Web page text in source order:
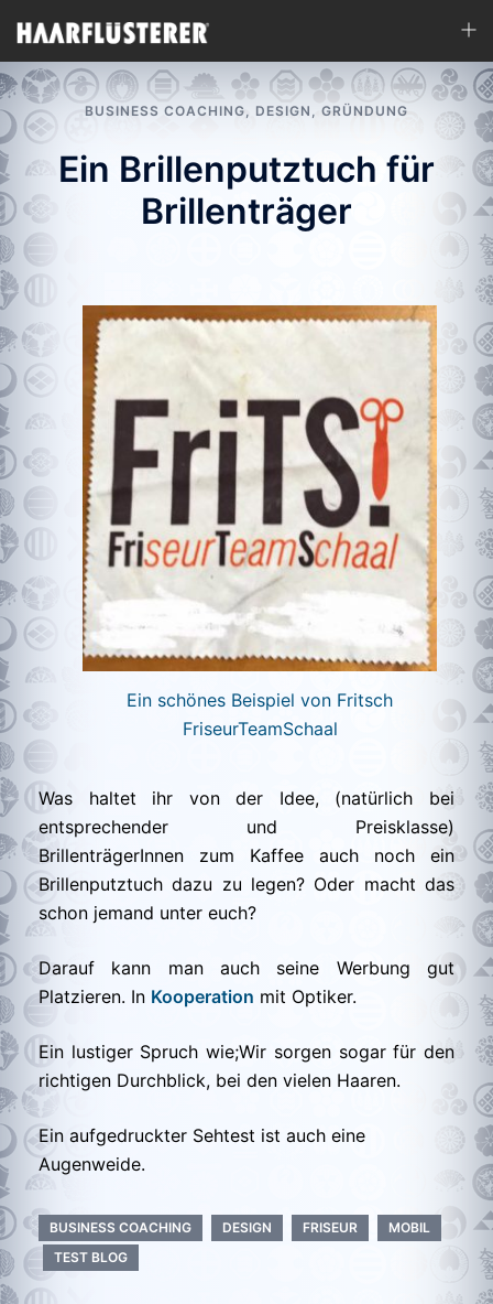
Inhalt
springen
BUSINESS COACHING, DESIGN , GRÜNDUNG
Ein Brillenputztuch für
Brillenträger
Ein schönes Beispiel von Fritsch
FriseurTeamSchaal
Was haltet ihr von der Idee, (natürlich bei
entsprechender und Preisklasse)
BrillenträgerInnen zum Kaffee auch noch ein
Brillenputztuch dazu zu legen? Oder macht das
schon jemand unter euch?
Darauf kann man auch seine Werbung gut
Platzieren. In Kooperation mit Optiker.
Ein lustiger Spruch wie;Wir sorgen sogar für den
richtigen Durchblick, bei den vielen Haaren.
Ein aufgedruckter Sehtest ist auch eine
Augenweide.
BUSINESS COACHING DESIGN FRISEUR
MOBIL
TEST BLOG